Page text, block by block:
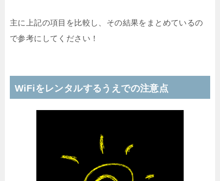
主に上記の項目を比較し、その結果をまとめているの
で参考にしてください！
WiFiをレンタルするうえでの注意点